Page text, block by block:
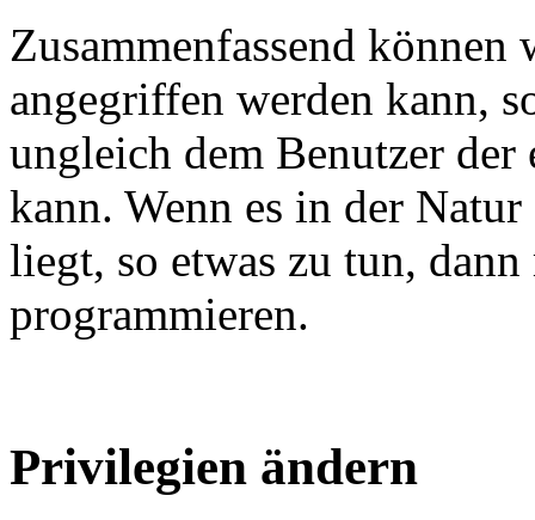
Zusammenfassend
angegriffen werden kann,
ungleich dem Benutzer der
kann. Wenn es in der
liegt, so etwas zu tun,
programmieren.
Privilegien ändern